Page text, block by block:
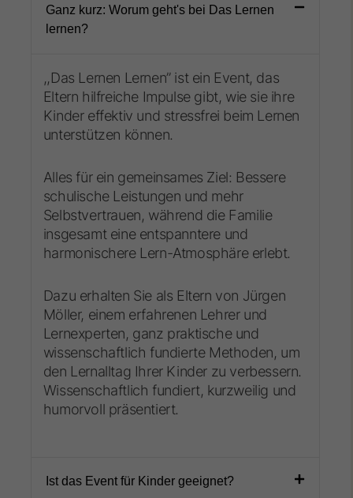
Ganz kurz: Worum geht's bei Das Lernen
lernen?
,,Das Lernen Lernen” ist ein Event, das
Eltern hilfreiche Impulse gibt, wie sie ihre
Kinder effektiv und stressfrei beim Lernen
unterstützen können.
Alles für ein gemeinsames Ziel: Bessere
schulische Leistungen und mehr
Selbstvertrauen, während die Familie
insgesamt eine entspanntere und
harmonischere Lern-Atmosphäre erlebt.
Dazu erhalten Sie als Eltern von Jürgen
Möller, einem erfahrenen Lehrer und
Lernexperten, ganz praktische und
wissenschaftlich fundierte Methoden, um
den Lernalltag Ihrer Kinder zu verbessern.
Wissenschaftlich fundiert, kurzweilig und
humorvoll präsentiert.
Ist das Event für Kinder geeignet?